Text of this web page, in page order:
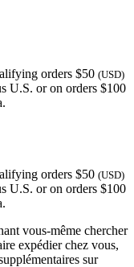
orders $50 (USD)
U.S. or on orders $100
orders $50 (USD)
U.S. or on orders $100
vous-même chercher
expédier chez vous,
sur